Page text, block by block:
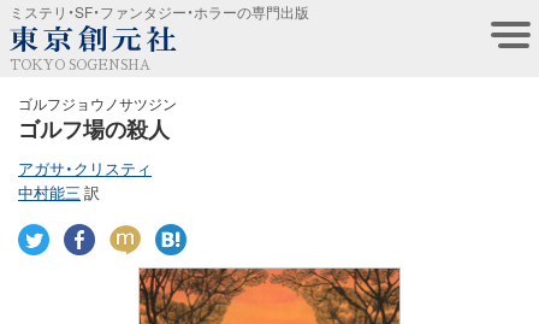
ミステリ・SF・ファンタジー・ホラーの専門出版
TOKYO SOGENSHA
ゴルフジョウノサツジン
ゴルフ場の殺人
アガサ・クリスティ
中村能三 訳